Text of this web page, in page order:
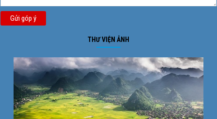
Gửi góp ý
THƯ VIỆN ẢNH